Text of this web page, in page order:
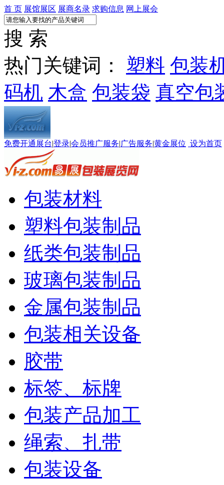
首 页 展馆展区 展商名录 求购信息 网上展会
搜 索
热门关键词： 塑料 包装
码机 木盒 包装袋 真空包
免费开通展台|登录|会员推广服务|广告服务|黄金展位 设为首页
包装材料
塑料包装制品
纸类包装制品
玻璃包装制品
金属包装制品
包装相关设备
胶带
标签、标牌
包装产品加工
绳索、扎带
包装设备